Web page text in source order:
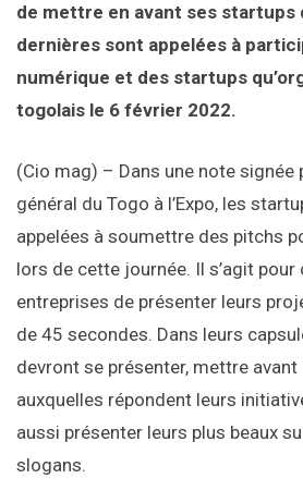
de mettre en avant ses startups
dernières sont appelées à
numérique et des startups
togolais le 6 février 2022.
(Cio mag) – Dans une note signée
général du Togo à l’Expo, les
appelées à soumettre des pitchs
lors de cette journée. Il s’agit pour
entreprises de présenter leurs
de 45 secondes. Dans leurs
devront se présenter, mettre
auxquelles répondent leurs
aussi présenter leurs plus beaux
slogans.